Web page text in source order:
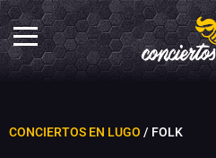
CONCIERTOS EN LUGO / FOLK